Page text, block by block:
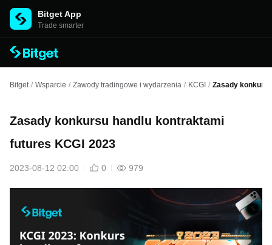
Bitget App
Trade smarter
Bitget / Wsparcie / Zawody tradingowe i wydarzenia / KCGI / Zasady
Zasady konkursu handlu kontraktami
futures KCGI 2023
2023-08-12 02:00 0 979